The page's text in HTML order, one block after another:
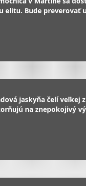
elitu. Bude preverovať
jaskyňa čelí veľkej
na znepokojivý